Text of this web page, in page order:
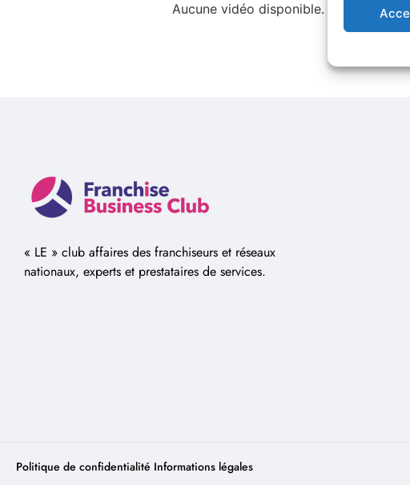
Aucune vidéo disponible.
« LE » club affaires des franchiseurs et réseaux
nationaux, experts et prestataires de services.
Politique de confidentialité Informations légales